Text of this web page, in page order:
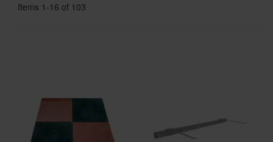
Items 1 -16 of 103